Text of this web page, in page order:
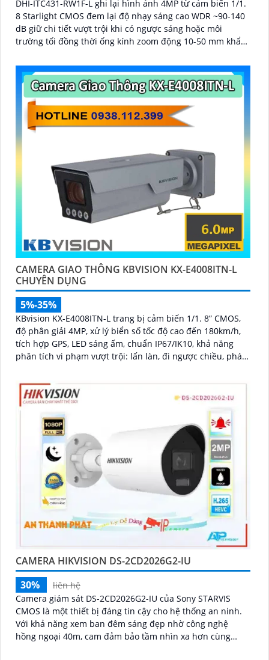
DHI-ITC431-RW1F-L ghi lại hình ảnh 4MP từ cảm biến 1/1.
8 Starlight CMOS đem lại độ nhạy sáng cao WDR ~90-140
dB giữ chi tiết vượt trội khi có ngược sáng hoặc môi
trường tối đồng thời ống kính zoom động 10-50 mm khẩu
CAMERA GIAO THÔNG KBVISION KX-E4008ITN-L
CHUYÊN DỤNG
5%-35%
KBvision KX-E4008ITN-L trang bị cảm biến 1/1. 8” CMOS,
độ phân giải 4MP, xử lý biển số tốc độ cao đến 180km/h,
tích hợp GPS, LED sáng ấm, chuẩn IP67/IK10, khả năng
phân tích vi phạm vượt trội: lấn làn, đi ngược chiều, phát
CAMERA HIKVISION DS-2CD2026G2-IU
30%
liên hệ
Camera giám sát DS-2CD2026G2-IU của Sony STARVIS
CMOS là một thiết bị đáng tin cậy cho hệ thống an ninh.
Với khả năng xem ban đêm sáng đẹp nhờ công nghệ
hồng ngoại 40m, cam đảm bảo tầm nhìn xa hơn cùng